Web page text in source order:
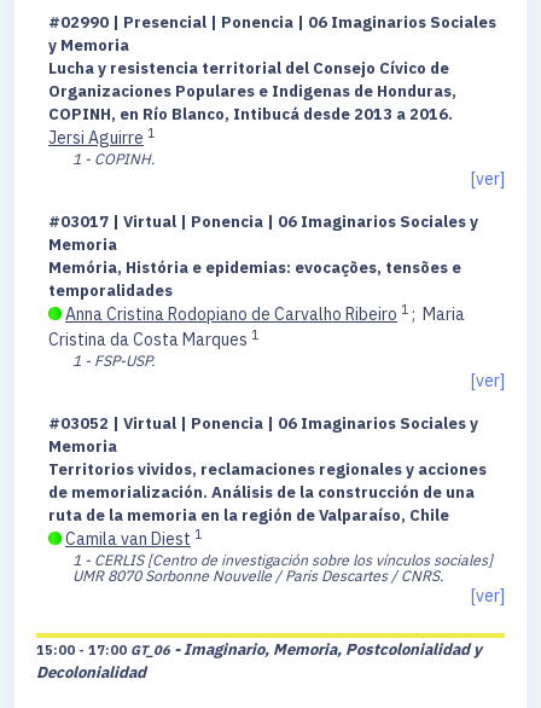
#02990 | Presencial | Ponencia | 06 Imaginarios Sociales
y Memoria
Lucha y resistencia territorial del Consejo Cívico de
Organizaciones Populares e Indigenas de Honduras,
COPINH, en Río Blanco, Intibucá desde 2013 a 2016.
Jersi Aguirre 1
1 - COPINH.
[ver]
#03017 | Virtual | Ponencia | 06 Imaginarios Sociales y
Memoria
Memória, História e epidemias: evocações, tensões e
temporalidades
Anna Cristina Rodopiano de Carvalho Ribeiro 1 ; Maria
Cristina da Costa Marques 1
1 - FSP-USP.
[ver]
#03052 | Virtual | Ponencia | 06 Imaginarios Sociales y
Memoria
Territorios vividos, reclamaciones regionales y acciones
de memorialización. Análisis de la construcción de una
ruta de la memoria en la región de Valparaíso, Chile
Camila van Diest 1
1 - CERLIS [Centro de investigación sobre los vínculos sociales]
UMR 8070 Sorbonne Nouvelle / Paris Descartes / CNRS.
[ver]
15:00 - 17:00 GT_06 - Imaginario, Memoria, Postcolonialidad y
Decolonialidad